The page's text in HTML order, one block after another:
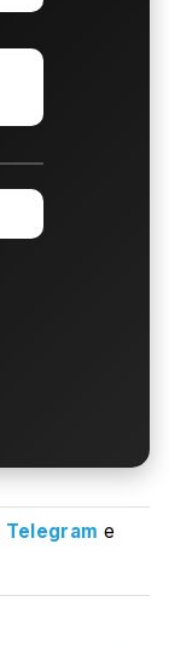
Telegram e